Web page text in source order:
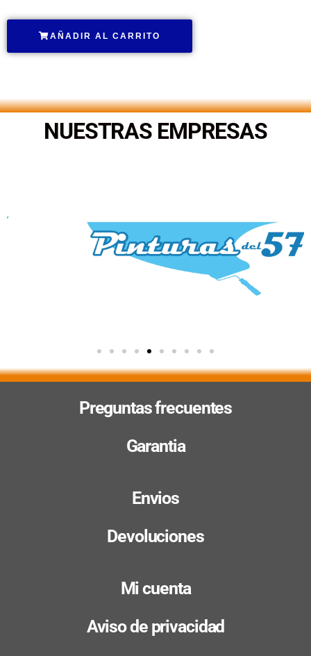
AÑADIR AL CARRITO
NUESTRAS EMPRESAS
Preguntas frecuentes
Garantia
Envios
Devoluciones
Mi cuenta
Aviso de privacidad